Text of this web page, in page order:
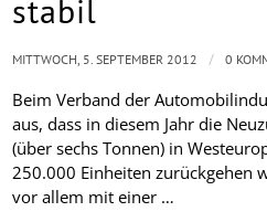
stabil
Beim Verband der
aus, dass in diesem Jahr die
(über sechs Tonnen) in
250.000 Einheiten zurückgehen
vor allem mit einer …
MITTWOCH, 5. SEPTEMBER 2012 / 0